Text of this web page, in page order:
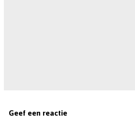
Geef een reactie